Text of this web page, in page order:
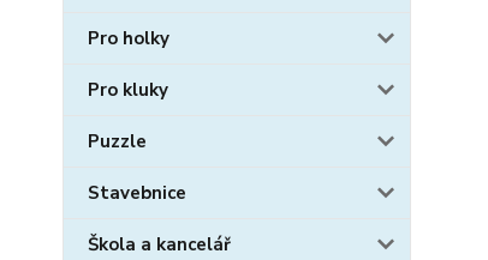
Pro holky
Pro kluky
Puzzle
Stavebnice
Škola a kancelář